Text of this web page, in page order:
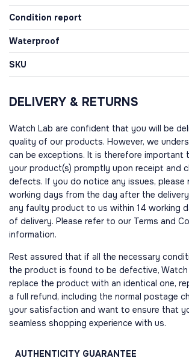
Condition report
Waterproof
SKU
DELIVERY & RETURNS
Watch Lab are confident that you will be
quality of our products. However, we
can be exceptions. It is therefore important
your product(s) promptly upon receipt and
defects. If you do notice any issues,
working days from the day after the
any faulty product to us within 14 working
of delivery. Please refer to our Terms and
information.
Rest assured that if all the necessary
the product is found to be defective,
replace the product with an identical one,
a full refund, including the normal postage
your satisfaction and want to ensure that
seamless shopping experience with us.
AUTHENTICITY GUARANTEE